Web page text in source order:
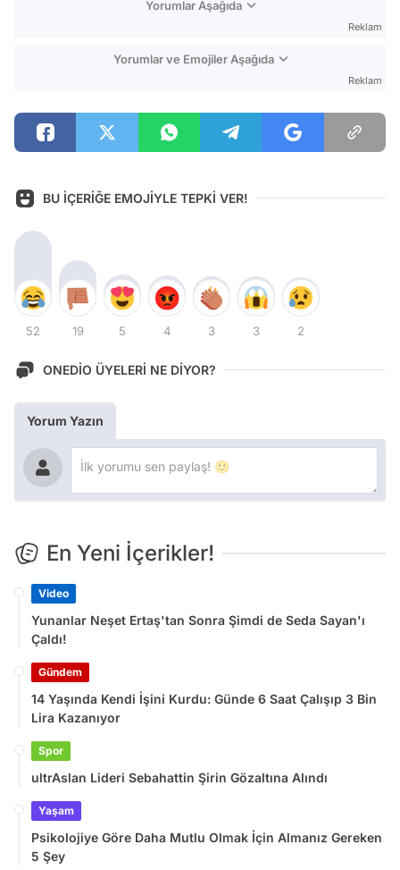
Yorumlar Aşağıda
Reklam
Yorumlar ve Emojiler Aşağıda
Reklam
BU İÇERİĞE EMOJİYLE TEPKİ VER!
52 19 5 4 3 3 2
ONEDİO ÜYELERİ NE DİYOR?
Yorum Yazın
En Yeni İçerikler!
Video
Yunanlar Neşet Ertaş'tan Sonra Şimdi de Seda Sayan'ı
Çaldı!
Gündem
14 Yaşında Kendi İşini Kurdu: Günde 6 Saat Çalışıp 3 Bin
Lira Kazanıyor
Spor
ultrAslan Lideri Sebahattin Şirin Gözaltına Alındı
Yaşam
Psikolojiye Göre Daha Mutlu Olmak İçin Almanız Gereken
5 Şey